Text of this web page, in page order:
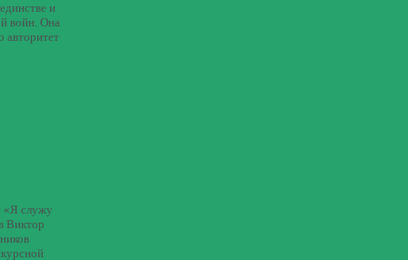
и
войн. Она
авторитет
«Я служу
Виктор